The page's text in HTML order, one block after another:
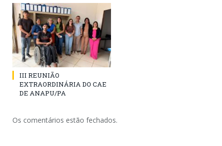
III REUNIÃO
EXTRAORDINÁRIA DO CAE
DE ANAPU/PA
Os comentários estão fechados.